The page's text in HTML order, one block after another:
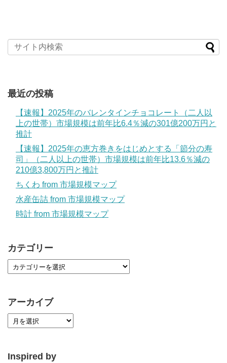
最近の投稿
【速報】2025年のバレンタインチョコレート（二人以
上の世帯）市場規模は前年比6.4％減の301億200万円と
推計
【速報】2025年の恵方巻きをはじめとする「節分の寿
司」（二人以上の世帯）市場規模は前年比13.6％減の
210億3,800万円と推計
ちくわ from 市場規模マップ
水産缶詰 from 市場規模マップ
時計 from 市場規模マップ
カテゴリー
アーカイブ
Inspired by